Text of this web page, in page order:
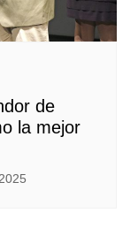
de
la mejor